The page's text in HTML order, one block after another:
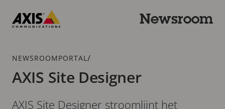
naar
Newsroom
Kruimelspoor
NEWSROOMPORTAL /
AXIS Site Designer
AXIS Site Designer stroomlijnt het